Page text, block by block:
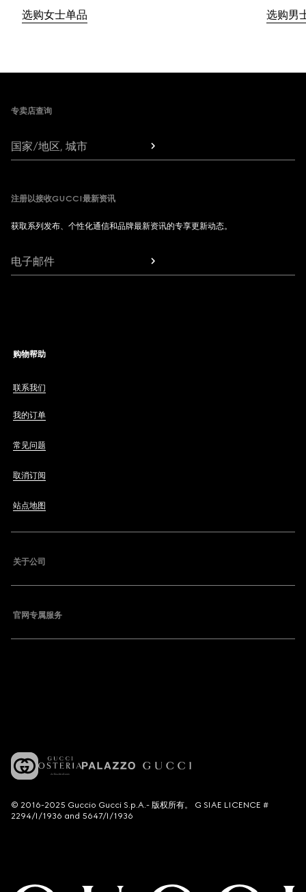
选购女士单品 选购男
专卖店查询
国家/地区, 城市
注册以接收GUCCI最新资讯
获取系列发布、个性化通信和品牌最新资讯的专享更新动态。
电子邮件
购物帮助
联系我们
我的订单
常见问题
取消订阅
站点地图
关于公司
官网专属服务
© 2016-2025 Guccio Gucci S.p.A.- 版权所有。 G SIAE LICENCE #
2294/I/1936 and 5647/I/1936